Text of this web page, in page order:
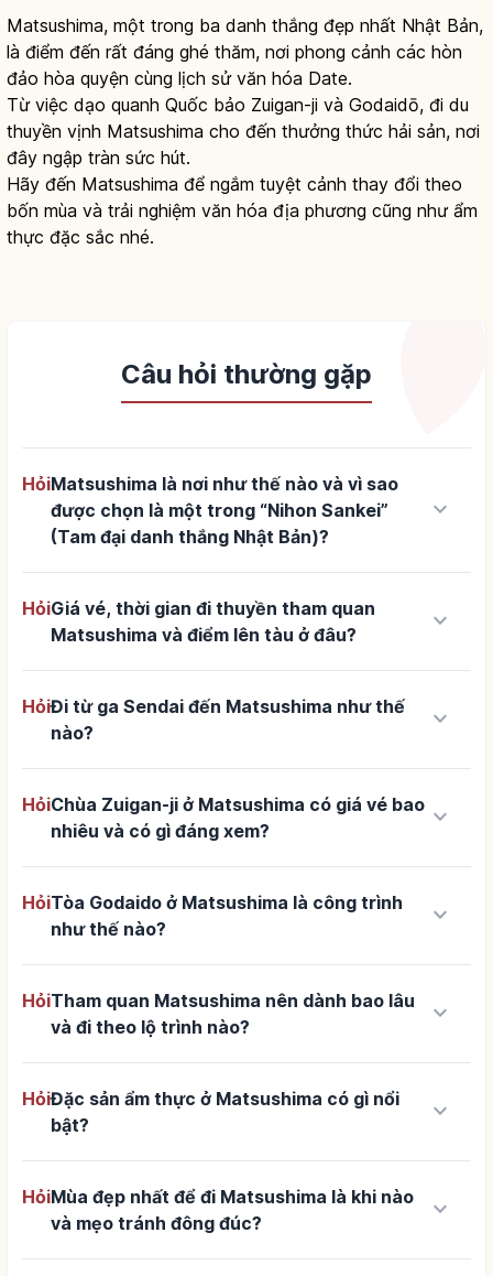
Matsushima, một trong ba danh thắng đẹp nhất Nhật Bản,
là điểm đến rất đáng ghé thăm, nơi phong cảnh các hòn
đảo hòa quyện cùng lịch sử văn hóa Date.
Từ việc dạo quanh Quốc bảo Zuigan-ji và Godaidō, đi du
thuyền vịnh Matsushima cho đến thưởng thức hải sản, nơi
đây ngập tràn sức hút.
Hãy đến Matsushima để ngắm tuyệt cảnh thay đổi theo
bốn mùa và trải nghiệm văn hóa địa phương cũng như ẩm
thực đặc sắc nhé.
Câu hỏi thường gặp
HỏiMatsushima là nơi như thế nào và vì sao
được chọn là một trong “Nihon Sankei”
(Tam đại danh thắng Nhật Bản)?
keyboard_arrow_down
HỏiGiá vé, thời gian đi thuyền tham quan
Matsushima và điểm lên tàu ở đâu?
keyboard_arrow_down
HỏiĐi từ ga Sendai đến Matsushima như thế
nào?
keyboard_arrow_down
HỏiChùa Zuigan-ji ở Matsushima có giá vé bao
nhiêu và có gì đáng xem?
keyboard_arrow_down
HỏiTòa Godaido ở Matsushima là công trình
như thế nào?
keyboard_arrow_down
HỏiTham quan Matsushima nên dành bao lâu
và đi theo lộ trình nào?
keyboard_arrow_down
HỏiĐặc sản ẩm thực ở Matsushima có gì nổi
bật?
keyboard_arrow_down
HỏiMùa đẹp nhất để đi Matsushima là khi nào
và mẹo tránh đông đúc?
keyboard_arrow_down